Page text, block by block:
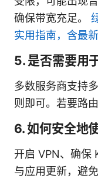
确保带宽充足。
实用指南，含最
5. 是否需要用
多数服务商支持
则即可。若要路
6. 如何安全地
开启 VPN、确保
与应用更新，避